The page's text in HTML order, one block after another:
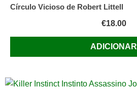
Dorozynski
Círculo Vicioso de Robert Littell
€18.00
ADICIONAR